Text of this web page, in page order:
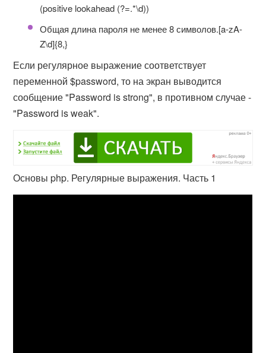
(positive lookahead (?=.*\d))
Общая длина пароля не менее 8 символов.[a-zA-
Z\d]{8,}
Если регулярное выражение соответствует
переменной $password, то на экран выводится
сообщение "Password is strong", в противном случае -
"Password is weak".
Основы php. Регулярные выражения. Часть 1